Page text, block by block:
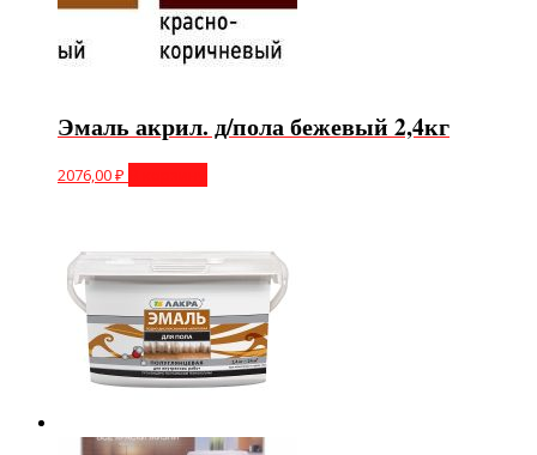
Эмаль акрил. д/пола бежевый 2,4кг
2076,00₽